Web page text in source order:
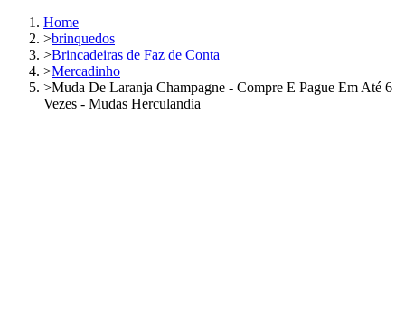
Home
>brinquedos
>Brincadeiras de Faz de Conta
>Mercadinho
>Muda De Laranja Champagne - Compre E Pague Em Até 6
Vezes - Mudas Herculandia